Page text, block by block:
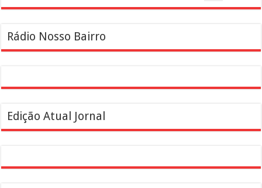
Rádio Nosso Bairro
Edição Atual Jornal